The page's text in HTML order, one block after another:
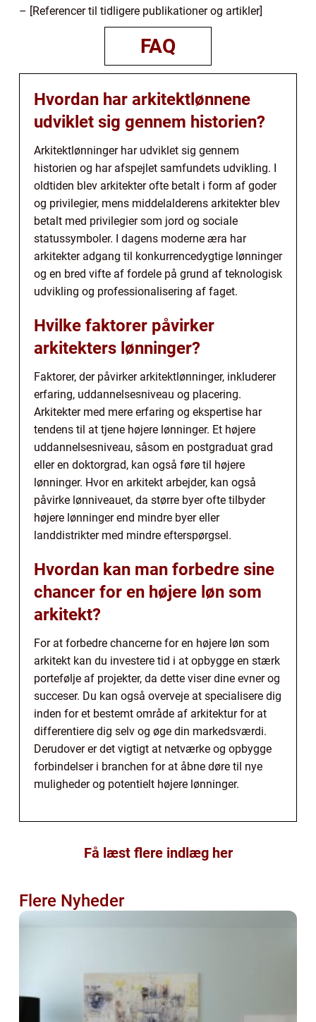
– [Referencer til tidligere publikationer og artikler]
FAQ
Hvordan har arkitektlønnene
udviklet sig gennem historien?
Arkitektlønninger har udviklet sig gennem
historien og har afspejlet samfundets udvikling. I
oldtiden blev arkitekter ofte betalt i form af goder
og privilegier, mens middelalderens arkitekter blev
betalt med privilegier som jord og sociale
statussymboler. I dagens moderne æra har
arkitekter adgang til konkurrencedygtige lønninger
og en bred vifte af fordele på grund af teknologisk
udvikling og professionalisering af faget.
Hvilke faktorer påvirker
arkitekters lønninger?
Faktorer, der påvirker arkitektlønninger, inkluderer
erfaring, uddannelsesniveau og placering.
Arkitekter med mere erfaring og ekspertise har
tendens til at tjene højere lønninger. Et højere
uddannelsesniveau, såsom en postgraduat grad
eller en doktorgrad, kan også føre til højere
lønninger. Hvor en arkitekt arbejder, kan også
påvirke lønniveauet, da større byer ofte tilbyder
højere lønninger end mindre byer eller
landdistrikter med mindre efterspørgsel.
Hvordan kan man forbedre sine
chancer for en højere løn som
arkitekt?
For at forbedre chancerne for en højere løn som
arkitekt kan du investere tid i at opbygge en stærk
portefølje af projekter, da dette viser dine evner og
succeser. Du kan også overveje at specialisere dig
inden for et bestemt område af arkitektur for at
differentiere dig selv og øge din markedsværdi.
Derudover er det vigtigt at netværke og opbygge
forbindelser i branchen for at åbne døre til nye
muligheder og potentielt højere lønninger.
Få læst flere indlæg her
Flere Nyheder